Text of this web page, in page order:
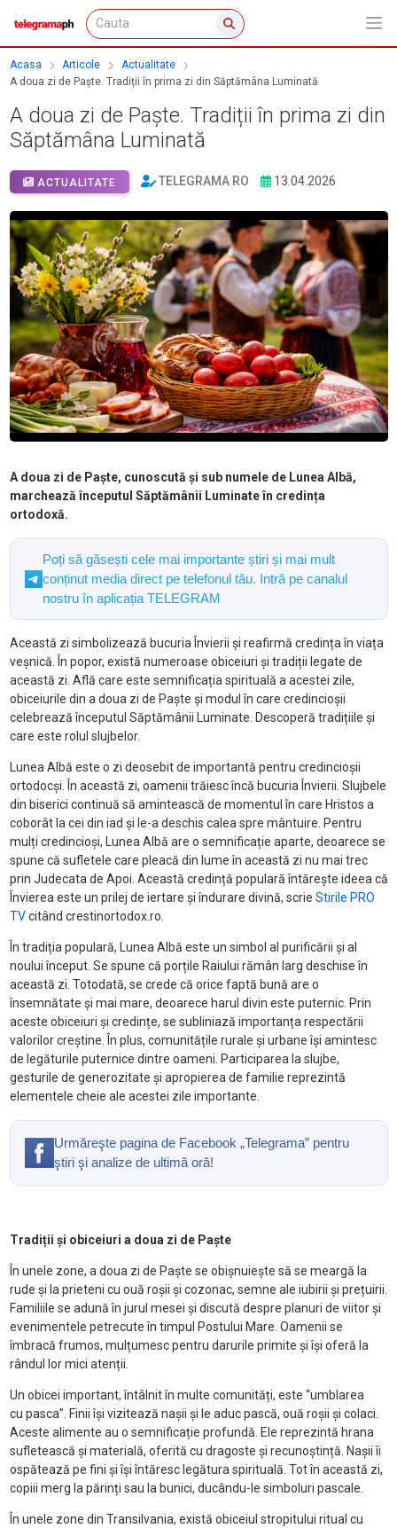
Acasa Articole
Actualitate
A doua zi de Paște. Tradiții în prima zi din Săptămâna Luminată
A doua zi de Paște. Tradiții în prima zi din
Săptămâna Luminată
ACTUALITATE TELEGRAMA RO 13.04.2026
A doua zi de Paște, cunoscută și sub numele de Lunea Albă,
marchează începutul Săptămânii Luminate în credința
ortodoxă.
Poți să găsești cele mai importante știri și mai mult
conținut media direct pe telefonul tău. Intră pe canalul
nostru în aplicația TELEGRAM
Această zi simbolizează bucuria Învierii și reafirmă credința în viața
veșnică. În popor, există numeroase obiceiuri și tradiții legate de
această zi. Află care este semnificația spirituală a acestei zile,
obiceiurile din a doua zi de Paște și modul în care credincioșii
celebrează începutul Săptămânii Luminate. Descoperă tradițiile și
care este rolul slujbelor.
Lunea Albă este o zi deosebit de importantă pentru credincioșii
ortodocși. În această zi, oamenii trăiesc încă bucuria Învierii. Slujbele
din biserici continuă să amintească de momentul în care Hristos a
coborât la cei din iad și le-a deschis calea spre mântuire. Pentru
mulți credincioși, Lunea Albă are o semnificație aparte, deoarece se
spune că sufletele care pleacă din lume în această zi nu mai trec
prin Judecata de Apoi. Această credință populară întărește ideea că
Învierea este un prilej de iertare și îndurare divină, scrie Stirile PRO
TVcitând crestinortodox.ro.
În tradiția populară, Lunea Albă este un simbol al purificării și al
noului început. Se spune că porțile Raiului rămân larg deschise în
această zi. Totodată, se crede că orice faptă bună are o
însemnătate și mai mare, deoarece harul divin este puternic. Prin
aceste obiceiuri și credințe, se subliniază importanța respectării
valorilor creștine. În plus, comunitățile rurale și urbane își amintesc
de legăturile puternice dintre oameni. Participarea la slujbe,
gesturile de generozitate și apropierea de familie reprezintă
elementele cheie ale acestei zile importante.
Urmăreşte pagina de Facebook „Telegrama” pentru
ştiri şi analize de ultimă oră!
Tradiții și obiceiuri a doua zi de Paște
În unele zone, a doua zi de Paște se obișnuiește să se meargă la
rude și la prieteni cu ouă roșii și cozonac, semne ale iubirii și prețuirii.
Familiile se adună în jurul mesei și discută despre planuri de viitor și
evenimentele petrecute în timpul Postului Mare. Oamenii se
îmbracă frumos, mulțumesc pentru darurile primite și își oferă la
rândul lor mici atenții.
Un obicei important, întâlnit în multe comunități, este “umblarea
cu pasca”. Finii își vizitează nașii și le aduc pască, ouă roșii și colaci.
Aceste alimente au o semnificație profundă. Ele reprezintă hrana
sufletească și materială, oferită cu dragoste și recunoștință. Nașii îi
ospătează pe fini și își întăresc legătura spirituală. Tot în această zi,
copiii merg la părinți sau la bunici, ducându-le simboluri pascale.
În unele zone din Transilvania, există obiceiul stropitului ritual cu